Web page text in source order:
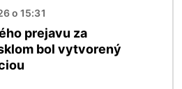
o 15:31
prejavu za
bol vytvorený